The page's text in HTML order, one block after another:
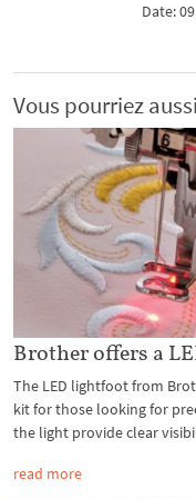
Date:
Vous pourriez
Brother offers a
The LED lightfoot from
kit for those looking for
the light provide clear
read more